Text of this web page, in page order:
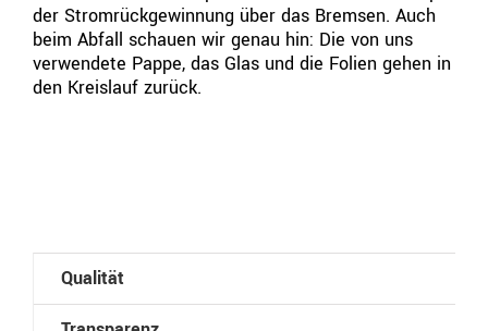
der Stromrückgewinnung über das Bremsen. Auch
beim Abfall schauen wir genau hin: Die von uns
verwendete Pappe, das Glas und die Folien gehen in
den Kreislauf zurück.
Qualität